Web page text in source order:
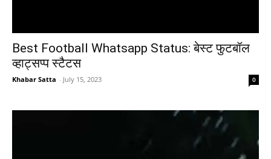
Best Football Whatsapp Status: बेस्ट फुटबॉल
व्हाट्सप्प स्टैटस
Khabar Satta - July 15, 2023 0